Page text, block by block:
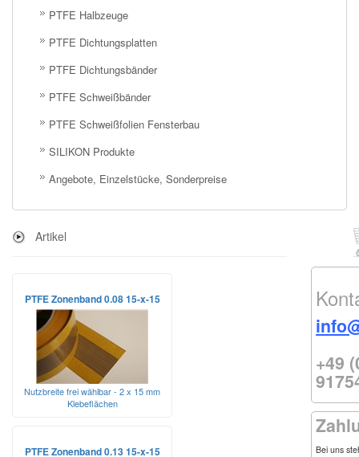
PTFE Halbzeuge
PTFE Dichtungsplatten
PTFE Dichtungsbänder
PTFE Schweißbänder
PTFE Schweißfolien Fensterbau
SILIKON Produkte
Angebote, Einzelstücke, Sonderpreise
Artikel
PTFE Zonenband 0.08 15-x-15
Nutzbreite frei wählbar - 2 x 15 mm
Klebeflächen
PTFE Zonenband 0.13 15-x-15
+49
Bei uns